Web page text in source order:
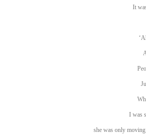
It
I was
she was only